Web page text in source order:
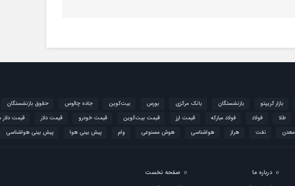
بازار کریپتو بازنشستگان بانک مرکزی بورس بیت‌کوین جاده چالوس حقوق بازنشستگان
طلا فولاد فولاد مبارکه قیمت ارز قیمت بیت‌کوین قیمت خودرو قیمت دلار قیمت دلار
معدن نفت هراز هواشناسی هوش مصنوعی وام پیش بینی هوا پیش بینی هواشناسی
درباره ما
صفحه نخست